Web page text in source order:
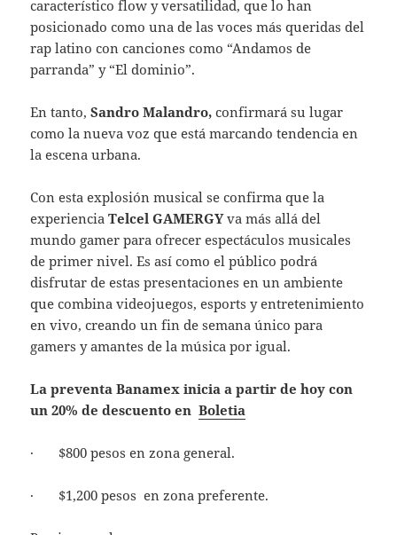
característico flow y versatilidad, que lo han
posicionado como una de las voces más queridas del
rap latino con canciones como “Andamos de
parranda” y “El dominio”.
En tanto,Sandro Malandro,confirmará su lugar
como la nueva voz que está marcando tendencia en
la escena urbana.
Con esta explosión musical se confirma que la
experiencia Telcel GAMERGYva más allá del
mundo gamer para ofrecer espectáculos musicales
de primer nivel. Es así como el público podrá
disfrutar de estas presentaciones en un ambiente
que combina videojuegos, esports y entretenimiento
en vivo, creando un fin de semana único para
gamers y amantes de la música por igual.
La preventa Banamex inicia a partir de hoy con
un 20% de descuento enBoletia
· $800 pesos en zona general.
· $1,200 pesos en zona preferente.